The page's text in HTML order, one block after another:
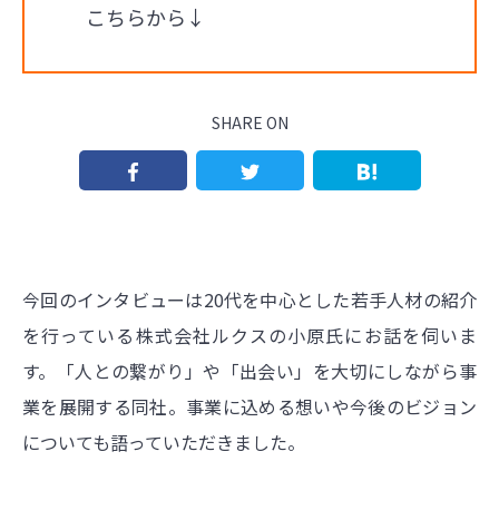
こちらから↓
SHARE ON
今回のインタビューは20代を中心とした若手人材の紹介
を行っている株式会社ルクスの小原氏にお話を伺いま
す。「人との繋がり」や「出会い」を大切にしながら事
業を展開する同社。事業に込める想いや今後のビジョン
についても語っていただきました。